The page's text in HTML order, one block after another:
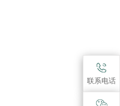
联系电话